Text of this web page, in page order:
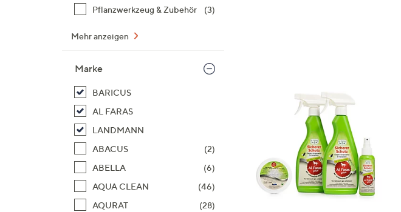
Pflanzwerkzeug & Zubehör
(3)
Mehr anzeigen
Marke
BARICUS
AL FARAS
LANDMANN
ABACUS
(2)
ABELLA
(6)
AQUA CLEAN
(46)
AQURAT
(28)